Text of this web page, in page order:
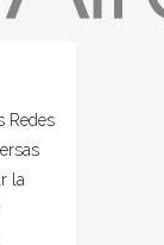
Redes
la